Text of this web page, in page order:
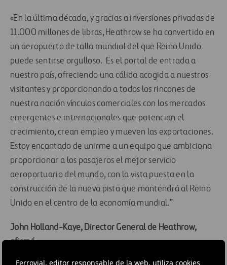
Ferrovial, editor responsable de la web, utiliza cookies
«En la última década, y gracias a inversiones privadas de
11.000 millones de libras, Heathrow se ha convertido en
un aeropuerto de talla mundial del que Reino Unido
puede sentirse orgulloso. Es el portal de entrada a
nuestro país, ofreciendo una cálida acogida a nuestros
visitantes y proporcionando a todos los rincones de
nuestra nación vínculos comerciales con los mercados
emergentes e internacionales que potencian el
crecimiento, crean empleo y mueven las exportaciones.
Estoy encantado de unirme a un equipo que ambiciona
proporcionar a los pasajeros el mejor servicio
aeroportuario del mundo, con la vista puesta en la
construcción de la nueva pista que mantendrá al Reino
Unido en el centro de la economía mundial.”
John Holland-Kaye, Director General de Heathrow,
afirmó: